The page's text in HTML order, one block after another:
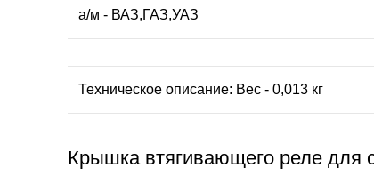
а/м - ВАЗ,ГАЗ,УАЗ
Техническое описание: Вес - 0,013 кг
Крышка втягивающего реле для